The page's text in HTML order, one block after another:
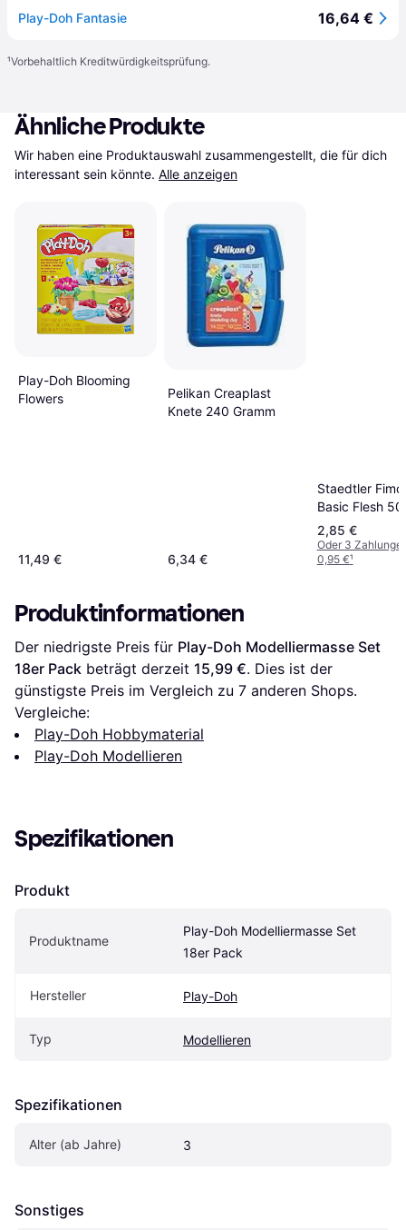
Play-Doh Fantasie 16,64 €
¹Vorbehaltlich Kreditwürdigkeitsprüfung.
Ähnliche Produkte
Wir haben eine Produktauswahl zusammengestellt, die für dich
interessant sein könnte. Alle anzeigen
Play-Doh Blooming
Flowers
11,49 €
Pelikan Creaplast
Knete 240 Gramm
6,34 €
Staedtler Fimo
Basic Flesh
2,85 €
Oder 3
0,95 €¹
Produktinformationen
Der niedrigste Preis für Play-Doh Modelliermasse Set
18er Pack beträgt derzeit 15,99 €. Dies ist der
günstigste Preis im Vergleich zu 7 anderen Shops.
Vergleiche:
Play-Doh Hobbymaterial
Play-Doh Modellieren
Spezifikationen
Produkt
Produktname
Play-Doh Modelliermasse Set
18er Pack
Hersteller Play-Doh
Typ Modellieren
Spezifikationen
Alter (ab Jahre) 3
Sonstiges